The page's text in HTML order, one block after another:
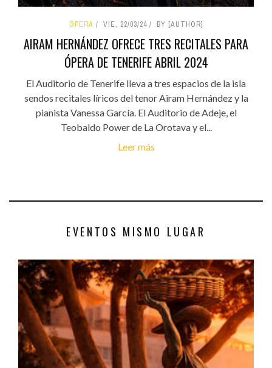
ÓPERA VIE, 22/03/24 BY [AUTHOR]
AIRAM HERNÁNDEZ OFRECE TRES RECITALES PARA
ÓPERA DE TENERIFE ABRIL 2024
El Auditorio de Tenerife lleva a tres espacios de la isla
sendos recitales líricos del tenor Airam Hernández y la
pianista Vanessa García. El Auditorio de Adeje, el
Teobaldo Power de La Orotava y el...
Leer más
EVENTOS MISMO LUGAR